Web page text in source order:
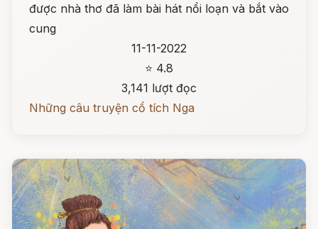
được nhà thơ đã làm bài hát nổi loạn và bắt vào
cung
11-11-2022
⭐ 4.8
3,141 lượt đọc
Những câu truyện cổ tích Nga